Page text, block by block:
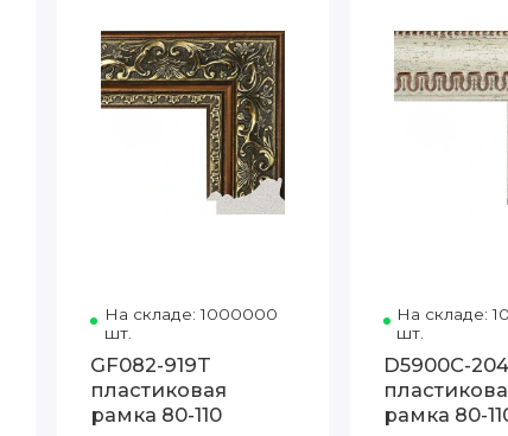
Код товара: GE111-2232-B 80-110 Артэ
На складе: 1000000
шт.
Код товара: GF082-919T
GF082-919T
пластиковая
рамка 80-110
На складе:
шт.
D5900C-
рамка 80-